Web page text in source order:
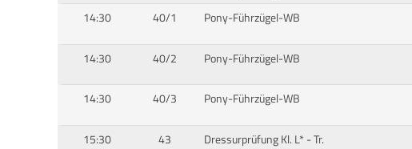
14:30 40/1 Pony-Führzügel-WB
14:30 40/2 Pony-Führzügel-WB
14:30 40/3 Pony-Führzügel-WB
15:30 43 Dressurprüfung Kl. L* - Tr.